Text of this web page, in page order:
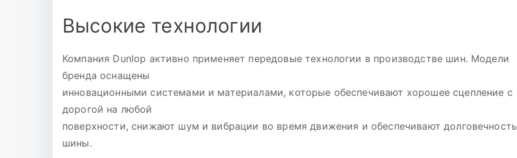
Высокие технологии
Компания Dunlop активно применяет передовые технологии в производстве шин. Модели
бренда оснащены
инновационными системами и материалами, которые обеспечивают хорошее сцепление с
дорогой на любой
поверхности, снижают шум и вибрации во время движения и обеспечивают долговечность
шины.